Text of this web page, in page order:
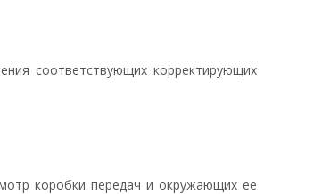
соответствующих корректирующих
коробки передач и окружающих ее